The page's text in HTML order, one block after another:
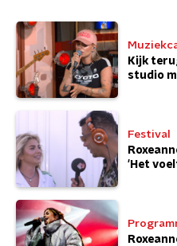
Kijk
studio
Festival
'Het